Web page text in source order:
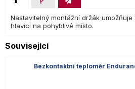
Nastavitelný montážní držák
hlavici na pohyblivé místo.
Související
Bezkontaktní teploměr